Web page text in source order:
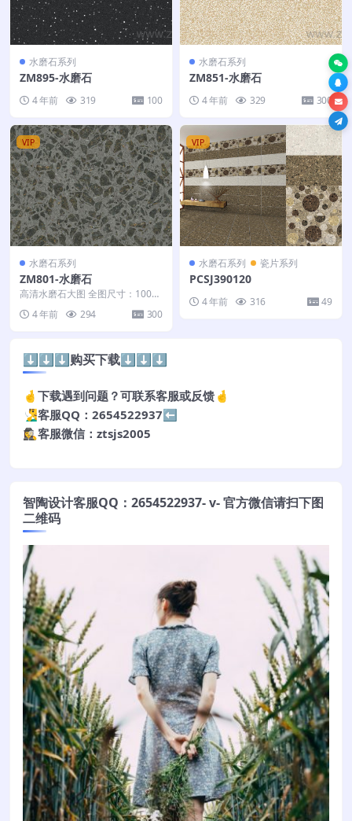
水磨石系列
ZM895-水磨石
4 年前 319 100
水磨石系列
ZM851-水磨石
4 年前 329 300
VIP
水磨石系列
ZM801-水磨石
高清水磨石大图 全图尺寸：100*3
4 年前 294 300
VIP
水磨石系列 瓷片系列
PCSJ390120
4 年前 316 49
⬇️⬇️⬇️购买下载⬇️⬇️⬇️
🤞下载遇到问题？可联系客服或反馈🤞
🧏‍♂️客服QQ：2654522937⬅️
🕵️‍♀️客服微信：ztsjs2005
智陶设计客服QQ：2654522937- v- 官方微信请扫下图
二维码